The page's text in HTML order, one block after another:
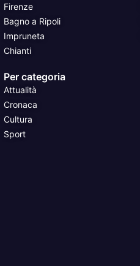
Firenze
Bagno a Ripoli
Impruneta
Chianti
Per categoria
Attualità
Cronaca
Cultura
Sport